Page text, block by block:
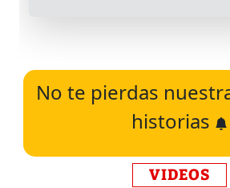
No te pierdas
historias
VIDEOS